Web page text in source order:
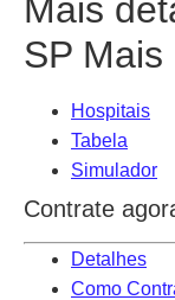
Mais
SP Mais
Hospitais
Tabela
Simulador
Contrate
Detalhes
Como